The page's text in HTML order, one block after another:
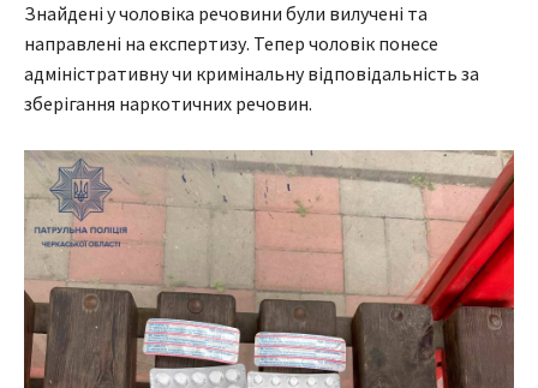
Знайдені у чоловіка речовини були вилучені та
направлені на експертизу. Тепер чоловік понесе
адміністративну чи кримінальну відповідальність за
зберігання наркотичних речовин.